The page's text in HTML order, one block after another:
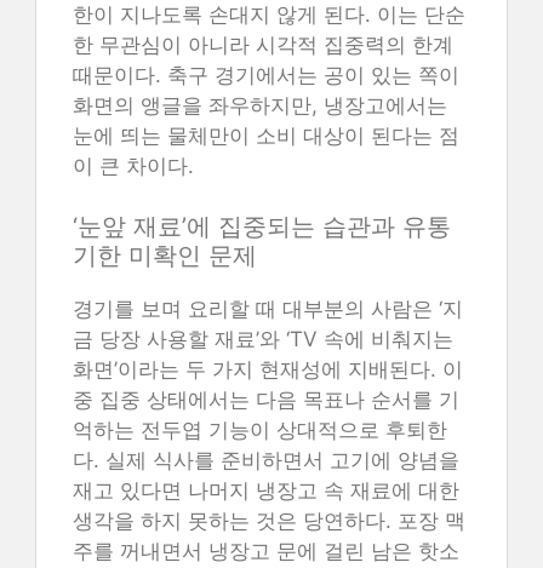
한이 지나도록 손대지 않게 된다. 이는 단순
한 무관심이 아니라 시각적 집중력의 한계
때문이다. 축구 경기에서는 공이 있는 쪽이
화면의 앵글을 좌우하지만, 냉장고에서는
눈에 띄는 물체만이 소비 대상이 된다는 점
이 큰 차이다.
‘눈앞 재료’에 집중되는 습관과 유통
기한 미확인 문제
경기를 보며 요리할 때 대부분의 사람은 ‘지
금 당장 사용할 재료’와 ‘TV 속에 비춰지는
화면’이라는 두 가지 현재성에 지배된다. 이
중 집중 상태에서는 다음 목표나 순서를 기
억하는 전두엽 기능이 상대적으로 후퇴한
다. 실제 식사를 준비하면서 고기에 양념을
재고 있다면 나머지 냉장고 속 재료에 대한
생각을 하지 못하는 것은 당연하다. 포장 맥
주를 꺼내면서 냉장고 문에 걸린 남은 핫소